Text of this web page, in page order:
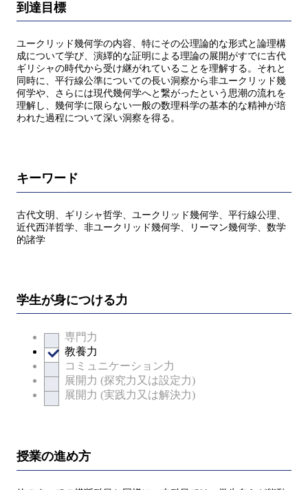
到達目標
ユークリッド幾何学の内容、特にその公理論的な形式と論理構
成について学び、演繹的な証明による理論の展開がすでに古代
ギリシャの時代から受け継がれていることを理解する。それと
同時に、平行線公準についての長い洞察から非ユークリッド幾
何学や、さらには現代幾何学へと繋がったという思潮の流れを
理解し、幾何学に限らない一般の数理科学の基本的な精神が培
われた過程について深い洞察を得る。
キーワード
古代文明、ギリシャ哲学、ユークリッド幾何学、平行線公理、
近代西洋哲学、非ユークリッド幾何学、リーマン幾何学、数学
的諸学
学生が身につける力
専門力
教養力
コミュニケーション力
展開力 (探究力又は設定力)
展開力 (実践力又は解決力)
授業の進め方